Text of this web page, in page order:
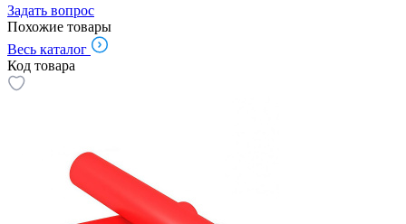
Задать вопрос
Похожие товары
Весь каталог
Код товара